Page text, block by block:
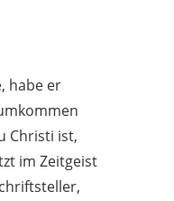
habe er
Christi ist,
im Zeitgeist